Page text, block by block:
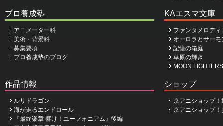
プロ養成塾
アニメーター科
美術・背景科
募集要項
プロ養成塾のブログ
KAエスマ文庫
ファンタメロデ
オーロラとサーモ
記憶の箱庭
草原の輝き
MOON
作品情報
ルリドラゴン
海が走るエンドロール
『最終楽章 響け！ユーフォニアム』後編
ショップ
京アニショップ！
京アニショップ！